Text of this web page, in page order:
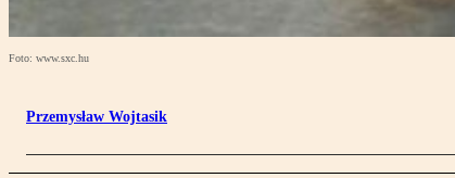
Foto: www.sxc.hu
Przemysław Wojtasik